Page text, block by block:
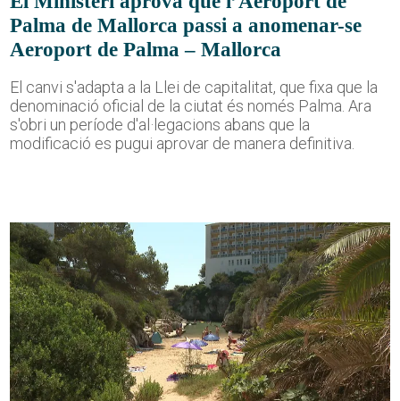
Palma de Mallorca passi a anomenar-se
Aeroport de Palma – Mallorca
El canvi s'adapta a la Llei de capitalitat, que fixa que la
denominació oficial de la ciutat és només Palma. Ara
s'obri un període d'al·legacions abans que la
modificació es pugui aprovar de manera definitiva.